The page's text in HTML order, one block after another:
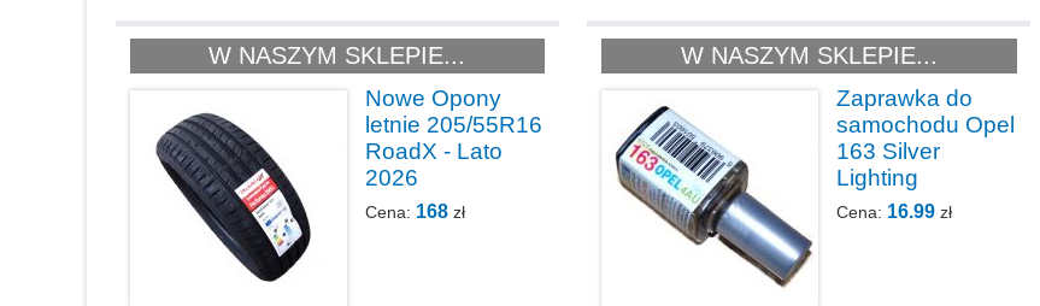
W NASZYM SKLEPIE...
Nowe Opony
letnie 205/55R16
RoadX - Lato
2026
Cena: 168 zł
W NASZYM SKLEPIE...
Zaprawka do
samochodu Opel
163 Silver
Lighting
Cena: 16.99 zł